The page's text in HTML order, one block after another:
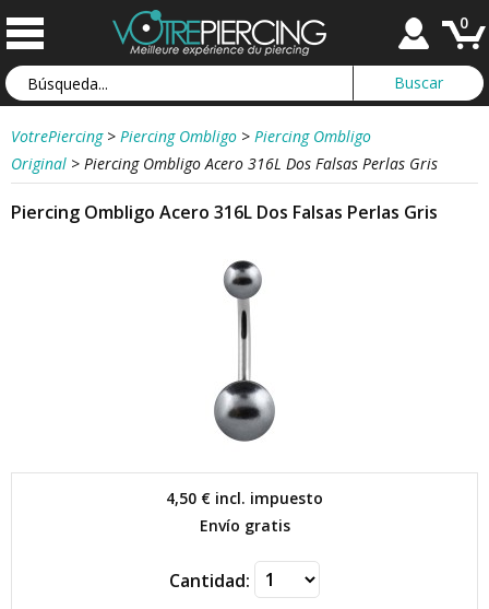
0
VotrePiercing > Piercing Ombligo > Piercing Ombligo
Original > Piercing Ombligo Acero 316L Dos Falsas Perlas Gris
Piercing Ombligo Acero 316L Dos Falsas Perlas Gris
4,50 € incl. impuesto
Envío gratis
Cantidad: